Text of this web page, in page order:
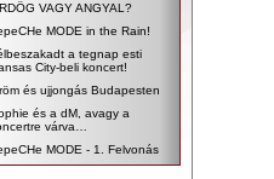
VAGY ANGYAL?
MODE in the Rain!
a tegnap esti
City-beli koncert!
és ujjongás Budapesten
és a dM, avagy a
várva…
MODE - 1. Felvonás